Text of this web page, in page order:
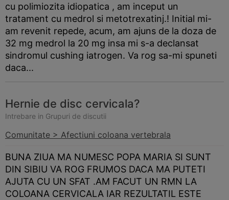
cu polimiozita idiopatica , am inceput un
tratament cu medrol si metotrexatinj.! Initial mi-
am revenit repede, acum, am ajuns de la doza de
32 mg medrol la 20 mg insa mi s-a declansat
sindromul cushing iatrogen. Va rog sa-mi spuneti
daca...
Hernie de disc cervicala?
Intrebare in Grupuri de discutii
Comunitate > Afectiuni coloana vertebrala
BUNA ZIUA MA NUMESC POPA MARIA SI SUNT
DIN SIBIU VA ROG FRUMOS DACA MA PUTETI
AJUTA CU UN SFAT .AM FACUT UN RMN LA
COLOANA CERVICALA IAR REZULTATIL ESTE